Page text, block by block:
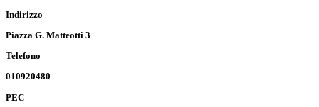
Indirizzo
Piazza G. Matteotti 3
Telefono
010920480
PEC